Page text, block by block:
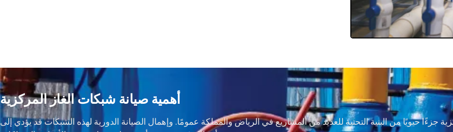
أهمية صيانة شبكات الغاز المركزية
جزءًا حيويًا من البنية التحتية للعديد من المشاريع في الرياض والمملكة عمومًا. وإهمال الصيانة الدورية لهذه الشبكات قد يؤدي إلى